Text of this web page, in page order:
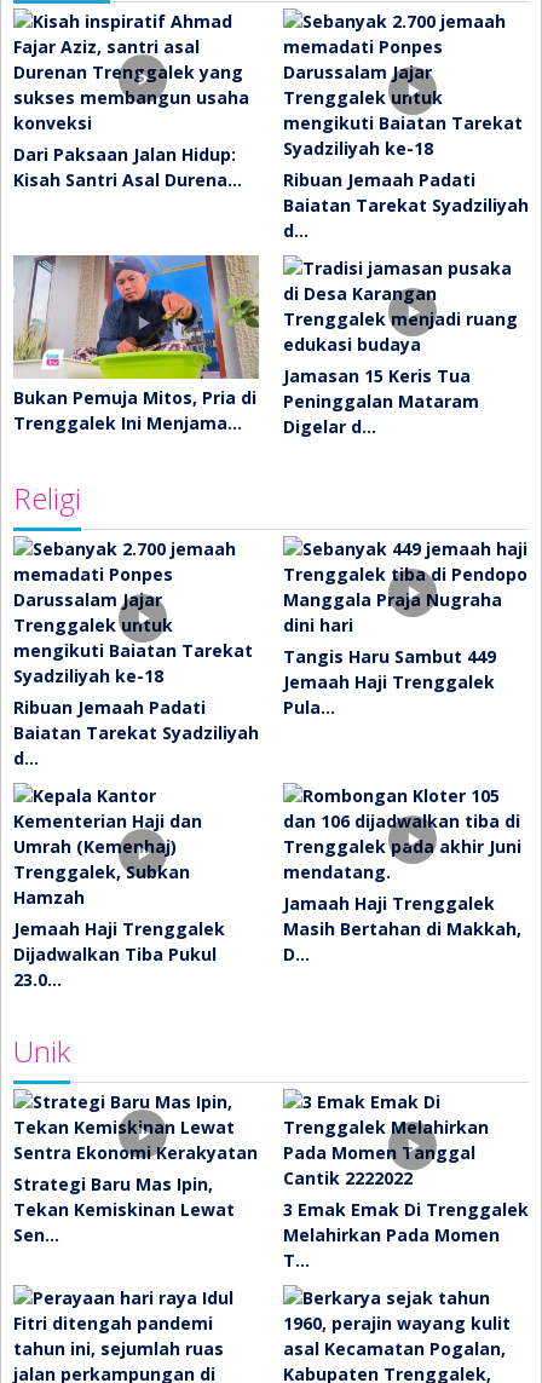
Dari Paksaan Jalan Hidup:
Kisah Santri Asal Durena…
Ribuan Jemaah Padati
Baiatan Tarekat Syadziliyah
d…
Bukan Pemuja Mitos, Pria di
Trenggalek Ini Menjama…
Jamasan 15 Keris Tua
Peninggalan Mataram
Digelar d…
Religi
Ribuan Jemaah Padati
Baiatan Tarekat Syadziliyah
d…
Tangis Haru Sambut 449
Jemaah Haji Trenggalek
Pula…
Jemaah Haji Trenggalek
Dijadwalkan Tiba Pukul
23.0…
Jamaah Haji Trenggalek
Masih Bertahan di Makkah,
D…
Unik
Strategi Baru Mas Ipin,
Tekan Kemiskinan Lewat
Sen…
3 Emak Emak Di Trenggalek
Melahirkan Pada Momen
T…